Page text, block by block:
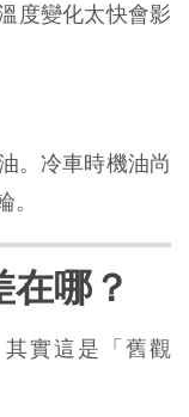
度變化太快會影
。冷車時機油尚
哪？
實這是「舊觀